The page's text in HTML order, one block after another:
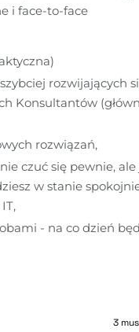
i face-to-face
rozwijających
Konsultantów
rozwiązań,
czuć się pewnie,
w stanie
- na co dzień
3